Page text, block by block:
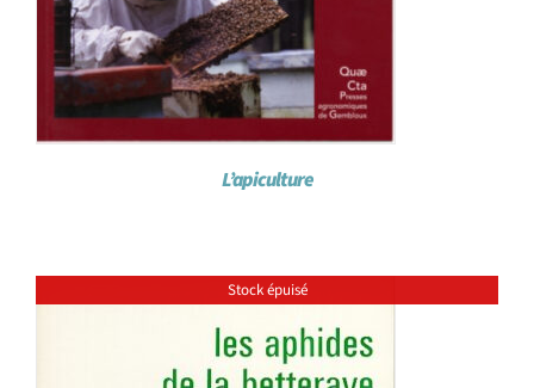
L’apiculture
Stock épuisé